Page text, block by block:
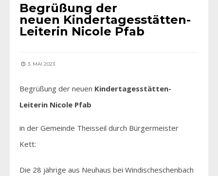
Begrüßung der
neuen Kindertagesstätten-
Leiterin Nicole Pfab
3. MAI 2023
Begrüßung der neuen Kindertagesstätten-
Leiterin Nicole Pfab
in der Gemeinde Theisseil durch Bürgermeister
Kett:
Die 28 jährige aus Neuhaus bei Windischeschenbach